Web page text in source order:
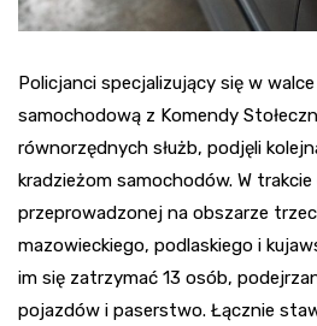
Policjanci specjalizujący się w
samochodową z Komendy
równorzędnych służb, podjęli
kradzieżom samochodów. W
przeprowadzonej na obszarze
mazowieckiego, podlaskiego i
im się zatrzymać 13 osób,
pojazdów i paserstwo. Łącznie